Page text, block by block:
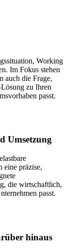
Working
Im Fokus stehen
auch die Frage,
zu Ihren
passt.
Umsetzung
eine präzise,
die wirtschaftlich,
passt.
hinaus